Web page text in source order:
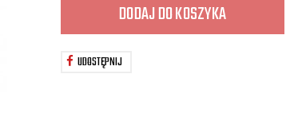
DODAJ DO KOSZYKA
UDOSTĘPNIJ